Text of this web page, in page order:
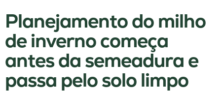
Planejamento do milho
de inverno começa
antes da semeadura e
passa pelo solo limpo